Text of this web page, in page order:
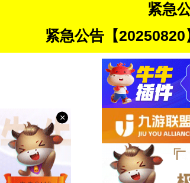
紧急
紧急公告【20250820
×